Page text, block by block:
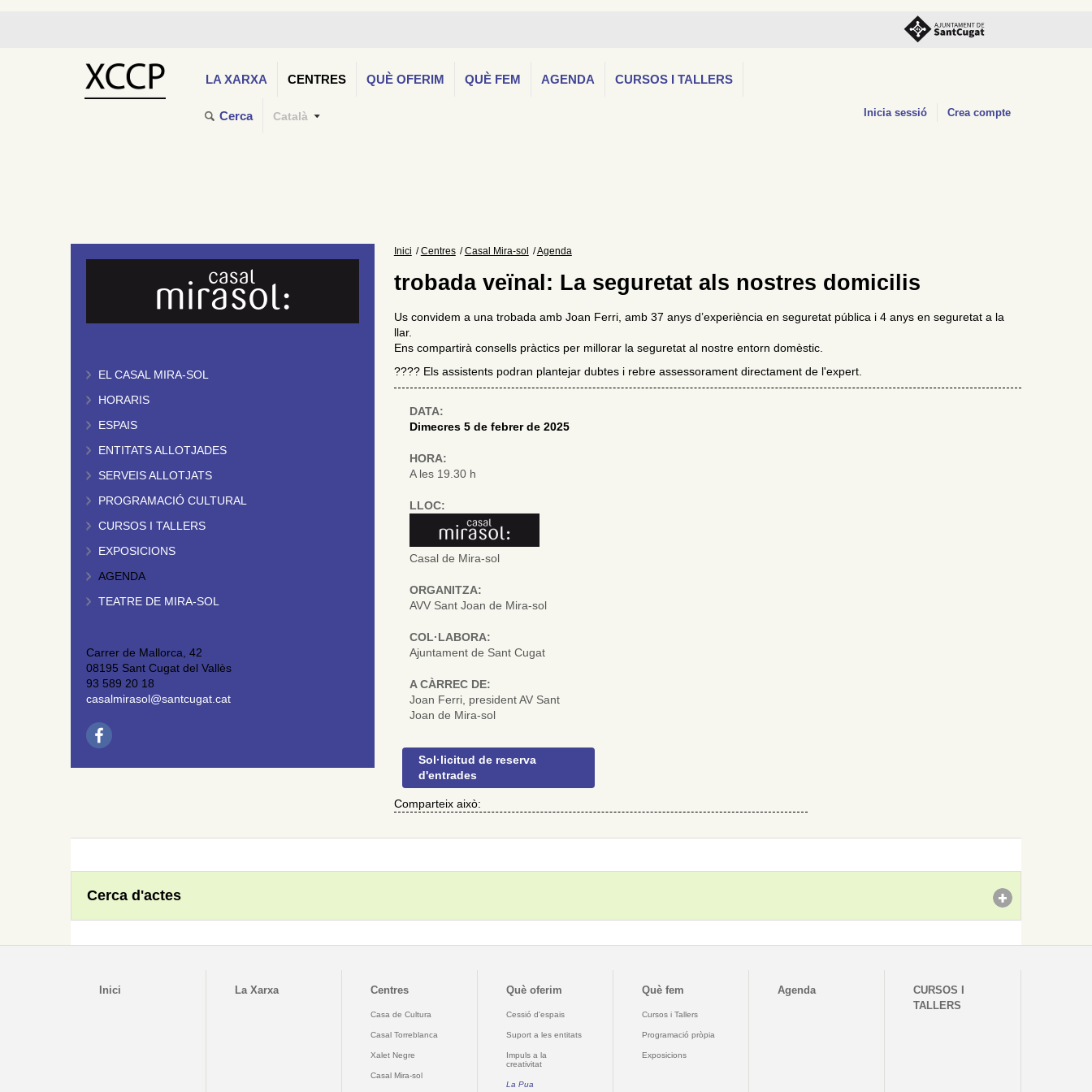
LA XARXA CENTRES QUÈ OFERIM QUÈ FEM AGENDA CURSOS I TALLERS
Cerca Català Inicia sessió Crea compte
EL CASAL MIRA-SOL
HORARIS
ESPAIS
ENTITATS ALLOTJADES
SERVEIS ALLOTJATS
PROGRAMACIÓ CULTURAL
CURSOS I TALLERS
EXPOSICIONS
AGENDA
TEATRE DE MIRA-SOL
Carrer de Mallorca, 42
08195 Sant Cugat del Vallès
93 589 20 18
casalmirasol@santcugat.cat
Inici Centres Casal Mira-sol Agenda
trobada veïnal: La seguretat als nostres domicilis
Us convidem a una trobada amb Joan Ferri, amb 37 anys d’experiència en seguretat pública i 4 anys en seguretat a la
llar.
Ens compartirà consells pràctics per millorar la seguretat al nostre entorn domèstic.
???? Els assistents podran plantejar dubtes i rebre assessorament directament de l'expert.
DATA:
Dimecres 5 de febrer de 2025
HORA:
A les 19.30 h
LLOC:
Casal de Mira-sol
ORGANITZA:
AVV Sant Joan de Mira-sol
COL·LABORA:
Ajuntament de Sant Cugat
A CÀRREC DE:
Joan Ferri, president AV Sant
Joan de Mira-sol
Sol·licitud de reserva
d'entrades
Comparteix això:
Cerca d'actes
Inici La Xarxa Centres
Casa de Cultura
Casal Torreblanca
Xalet Negre
Casal Mira-sol
Què oferim
Cessió d'espais
Suport a les entitats
Impuls a la
creativitat
La Pua
Què fem
Cursos i Tallers
Programació pròpia
Exposicions
Agenda
CURSOS I
TALLERS